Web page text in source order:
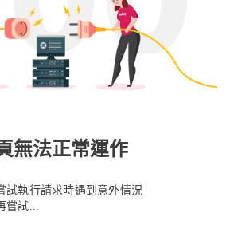
無法正常運作
試執行請求時遇到意外情況
嘗試...